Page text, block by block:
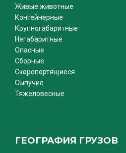
Живые животные
Контейнерные
Крупногабаритные
Негабаритные
Опасные
Сборные
Скоропортящиеся
Сыпучие
Тяжеловесные
ГЕОГРАФИЯ ГРУЗОВ